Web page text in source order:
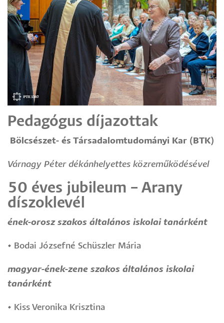
Pedagógus díjazottak
Bölcsészet- és Társadalomtudományi Kar (BTK)
Várnagy Péter dékánhelyettes közreműködésével
50 éves jubileum – Arany
díszoklevél
ének-orosz szakos általános iskolai tanárként
• Bodai Józsefné Schüszler Mária
magyar-ének-zene szakos általános iskolai
tanárként
• Kiss Veronika Krisztina